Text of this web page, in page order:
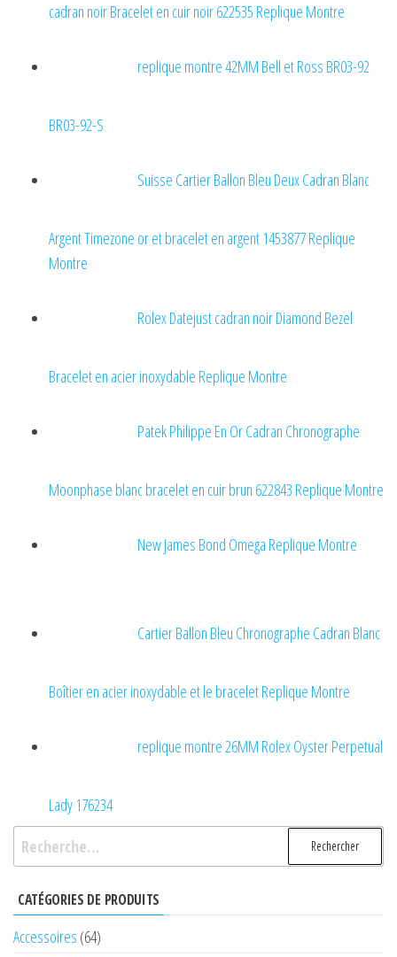
cadran noir Bracelet en cuir noir 622535 Replique Montre
replique montre 42MM Bell et Ross BR03-92
BR03-92-S
Suisse Cartier Ballon Bleu Deux Cadran Blanc
Argent Timezone or et bracelet en argent 1453877 Replique
Montre
Rolex Datejust cadran noir Diamond Bezel
Bracelet en acier inoxydable Replique Montre
Patek Philippe En Or Cadran Chronographe
Moonphase blanc bracelet en cuir brun 622843 Replique Montre
New James Bond Omega Replique Montre
Cartier Ballon Bleu Chronographe Cadran Blanc
Boîtier en acier inoxydable et le bracelet Replique Montre
replique montre 26MM Rolex Oyster Perpetual
Lady 176234
Rechercher :
CATÉGORIES DE PRODUITS
Accessoires (64)